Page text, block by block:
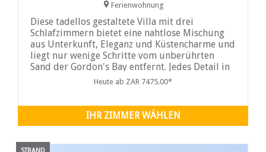
Ferienwohnung
Diese tadellos gestaltete Villa mit drei
Schlafzimmern bietet eine nahtlose Mischung
aus Unterkunft, Eleganz und Küstencharme und
liegt nur wenige Schritte vom unberührten
Sand der Gordon's Bay entfernt. Jedes Detail in
diesem kürzlich renovierten Rückzugsort erfüllt
Heute ab ZAR 7475.00*
IHR ZIMMER WÄHLEN